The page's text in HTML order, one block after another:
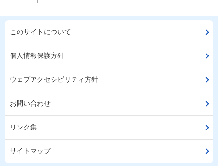
このサイトについて
個人情報保護方針
ウェブアクセシビリティ方針
お問い合わせ
リンク集
サイトマップ